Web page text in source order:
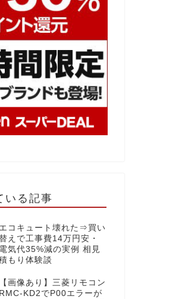
いる記事
エコキュート壊れた⇒買い
えで工事費14万円安・
電気代35%減の実例 相見
もり体験談
【画像あり】三菱リモコン
RMC-KD2でP00エラーが